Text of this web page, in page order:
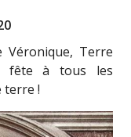
Terre
fête à tous les
terre !